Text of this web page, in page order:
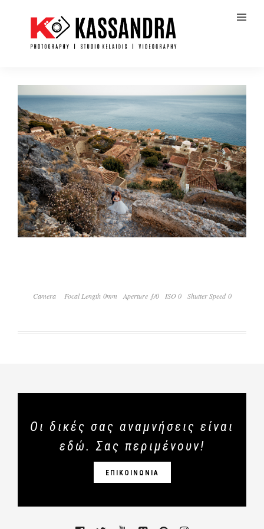
Camera Focal Length 0mm Aperture ƒ/0 ISO 0 Shutter Speed 0
Οι δικές σας αναμνήσεις είναι
εδώ. Σας περιμένουν!
ΕΠΙΚΟΙΝΩΝΙΑ